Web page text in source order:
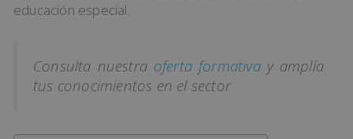
educación especial.
Consulta nuestra oferta formativay amplía
tus conocimientos en el sector